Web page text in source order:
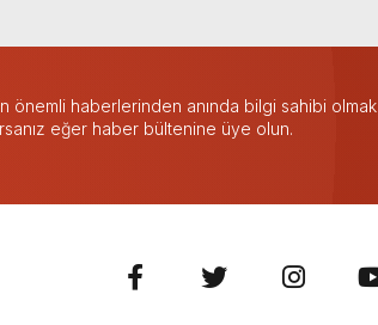
önemli haberlerinden anında bilgi sahibi olmak
eğer haber bültenine üye olun.